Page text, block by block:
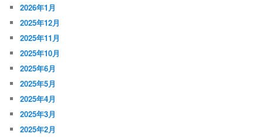
2026年1月
2025年12月
2025年11月
2025年10月
2025年6月
2025年5月
2025年4月
2025年3月
2025年2月